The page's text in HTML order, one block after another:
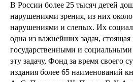
В России более 25 тысяч детей
нарушениями зрения, из них
нарушениями и слепых. Их
одна из важнейших задач, стоящая
государственными и
эту задачу, Фонд за время своего
издания более 65 наименований